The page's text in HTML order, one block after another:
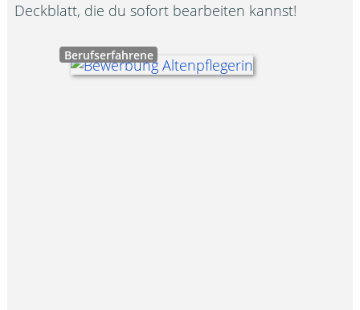
Deckblatt, die du sofort bearbeiten kannst!
Berufserfahrene